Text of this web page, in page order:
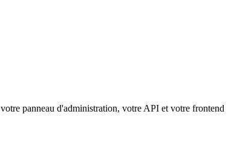
panneau d'administration, votre API et votre frontend